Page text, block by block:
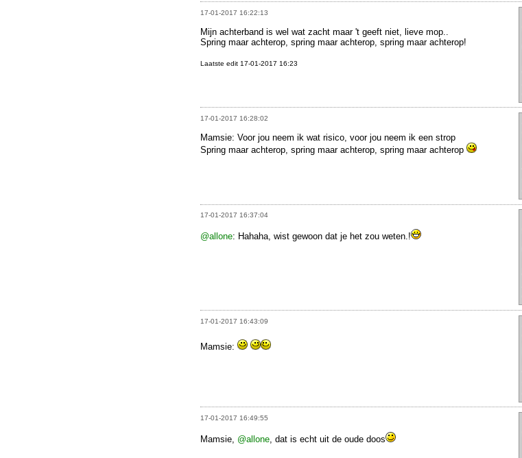
17-01-2017 16:22:13
Mijn achterband is wel wat zacht maar 't geeft niet, lieve mop..
Spring maar achterop, spring maar achterop, spring maar achterop!
Laatste edit 17-01-2017 16:23
17-01-2017 16:28:02
Mamsie: Voor jou neem ik wat risico, voor jou neem ik een strop
Spring maar achterop, spring maar achterop, spring maar achterop
17-01-2017 16:37:04
@allone: Hahaha, wist gewoon dat je het zou weten.!
17-01-2017 16:43:09
Mamsie:
17-01-2017 16:49:55
Mamsie, @allone , dat is echt uit de oude doos